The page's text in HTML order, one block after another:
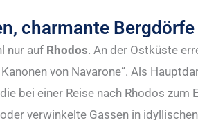
charmante Bergdörfe
nur auf Rhodos. An der Ostküste
von Navarone“. Als
bei einer Reise nach Rhodos zum
verwinkelte Gassen in